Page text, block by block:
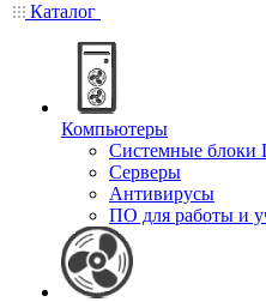
Каталог
Компьютеры
Системные блоки
Серверы
Антивирусы
ПО для работы и